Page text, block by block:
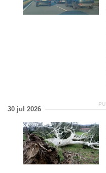
30 jul 2026